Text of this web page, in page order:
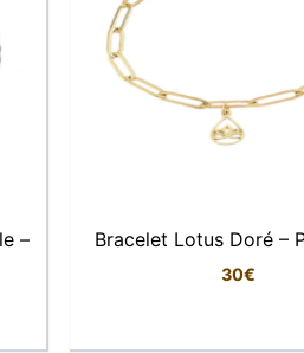
à l’intuition et à la sérénité.
audacieux.
–
Bracelet Lotus Doré –
30€